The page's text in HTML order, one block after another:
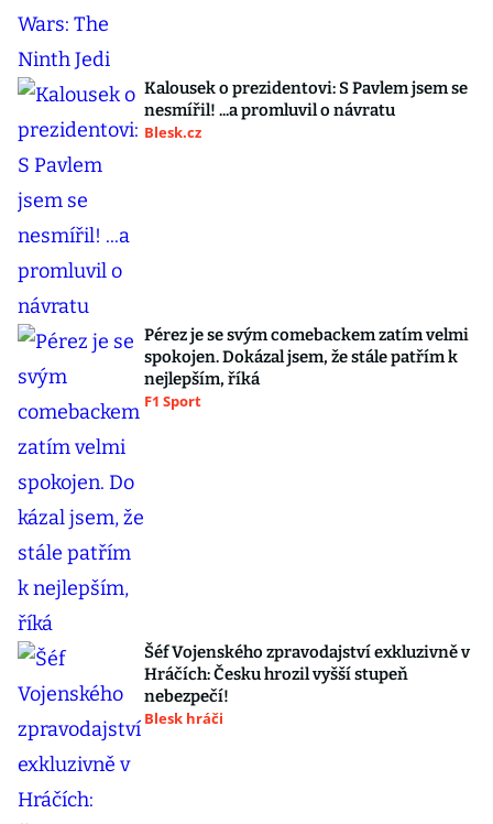
Kalousek o prezidentovi: S Pavlem jsem se
nesmířil! ...a promluvil o návratu
Blesk.cz
Pérez je se svým comebackem zatím velmi
spokojen. Dokázal jsem, že stále patřím k
nejlepším, říká
F1 Sport
Šéf Vojenského zpravodajství exkluzivně v
Hráčích: Česku hrozil vyšší stupeň
nebezpečí!
Blesk hráči